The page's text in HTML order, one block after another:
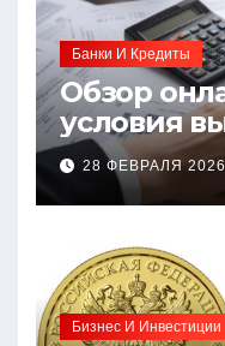
Банки И Кредиты
Обзор
условия
28 ФЕВРАЛЯ 2026
Бизнес И Инвестиции